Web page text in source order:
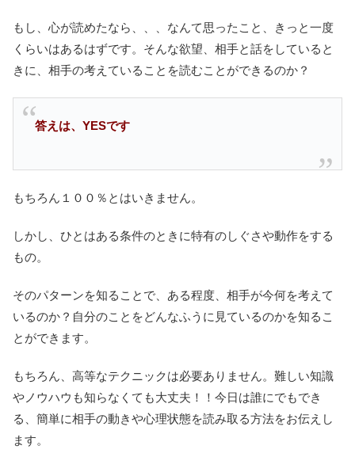
もし、心が読めたなら、、、なんて思ったこと、きっと一度
くらいはあるはずです。そんな欲望、相手と話をしていると
きに、相手の考えていることを読むことができるのか？
答えは、YESです
もちろん１００％とはいきません。
しかし、ひとはある条件のときに特有のしぐさや動作をする
もの。
そのパターンを知ることで、ある程度、相手が今何を考えて
いるのか？自分のことをどんなふうに見ているのかを知るこ
とができます。
もちろん、高等なテクニックは必要ありません。難しい知識
やノウハウも知らなくても大丈夫！！今日は誰にでもでき
る、簡単に相手の動きや心理状態を読み取る方法をお伝えし
ます。